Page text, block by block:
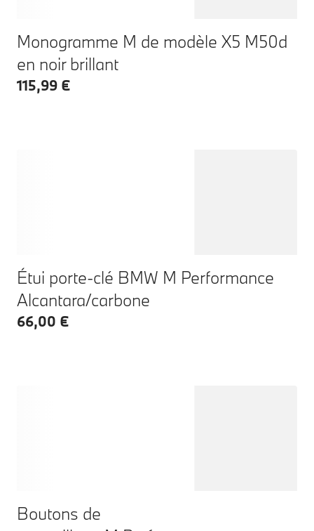
Monogramme M de modèle X5 M50d
en noir brillant
115,99 €
Étui porte-clé BMW M Performance
Alcantara/carbone
66,00 €
Boutons de